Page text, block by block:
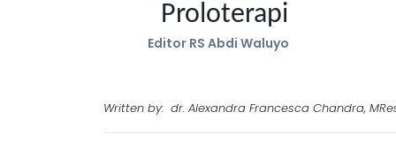
Proloterapi
Editor RS Abdi Waluyo
Written by: dr. Alexandra Francesca Chandra,